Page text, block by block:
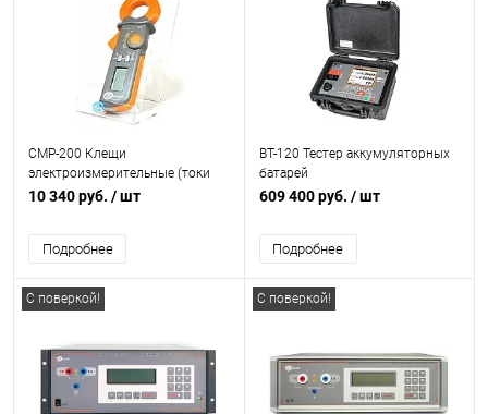
CMP-200 Клещи
электроизмерительные (токи
утечки от 100 мкА)
10 340 руб. / шт
Подробнее
BT-120 Тестер аккумуляторных
батарей
609 400 руб. / шт
Подробнее
С поверкой! С поверкой!